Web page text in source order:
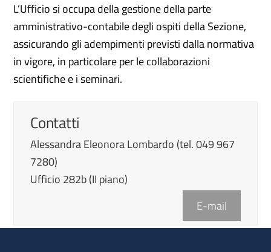
L’Ufficio si occupa della gestione della parte
amministrativo-contabile degli ospiti della Sezione,
assicurando gli adempimenti previsti dalla normativa
in vigore, in particolare per le collaborazioni
scientifiche e i seminari.
Contatti
Alessandra Eleonora Lombardo (tel. 049 967
7280)
Ufficio 282b (II piano)
E-mail